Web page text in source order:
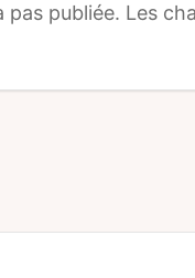
pas publiée. Les